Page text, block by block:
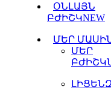
ՕՆԼԱՅՆ
ԲԺԻՇԿNEW
ՄԵՐ
ՄԵՐ